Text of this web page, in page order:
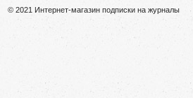
© 2021 Интернет-магазин подписки на журналы